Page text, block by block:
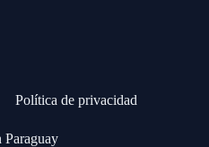
Política de privacidad